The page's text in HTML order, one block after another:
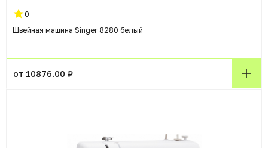
0
Швейная машина Singer 8280 белый
от 10876.00 ₽